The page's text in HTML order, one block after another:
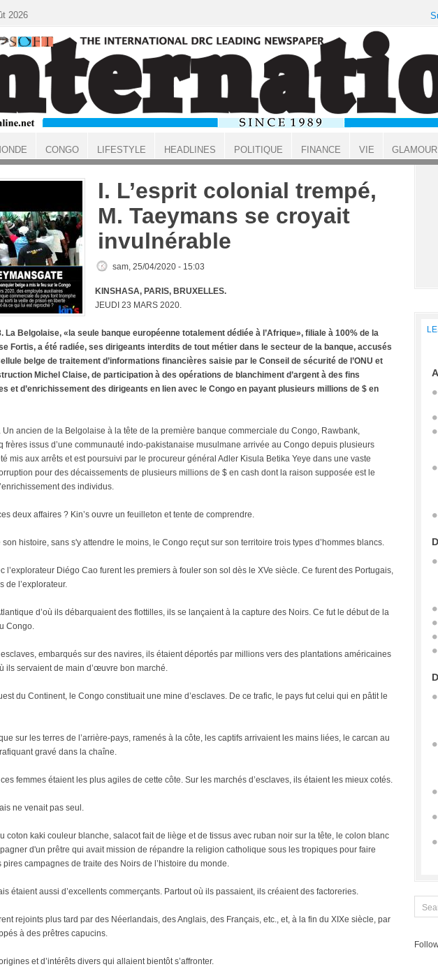
I. L’esprit colonial trempé,
M. Taeymans se croyait
invulnérable
sam, 25/04/2020 - 15:03
KINSHASA, PARIS, BRUXELLES.
JEUDI 23 MARS 2020.
La Belgolaise, «la seule banque européenne totalement dédiée à l’Afrique», filiale à 100% de la
Fortis, a été radiée, ses dirigeants interdits de tout métier dans le secteur de la banque, accusés
belge de traitement d’informations financières saisie par le Conseil de sécurité de l’ONU et
Michel Claise, de participation à des opérations de blanchiment d’argent à des fins
et d’enrichissement des dirigeants en lien avec le Congo en payant plusieurs millions de $ en
Un ancien de la Belgolaise à la tête de la première banque commerciale du Congo, Rawbank,
frères issus d’une communauté indo-pakistanaise musulmane arrivée au Congo depuis plusieurs
mis aux arrêts et est poursuivi par le procureur général Adler Kisula Betika Yeye dans une vaste
pour des décaissements de plusieurs millions de $ en cash dont la raison supposée est le
des individus.
deux affaires ? Kin’s ouvre un feuilleton et tente de comprendre.
son histoire, sans s'y attendre le moins, le Congo reçut sur son territoire trois types d’hommes blancs.
l’explorateur Diégo Cao furent les premiers à fouler son sol dès le XVe siècle. Ce furent des Portugais,
de l’explorateur.
d’où ils débarquaient des flottilles, ils se lançaient à la capture des Noirs. Ce fut le début de la
Congo.
embarqués sur des navires, ils étaient déportés par millions vers des plantations américaines
ils servaient de main d’œuvre bon marché.
du Continent, le Congo constituait une mine d’esclaves. De ce trafic, le pays fut celui qui en pâtit le
sur les terres de l’arrière-pays, ramenés à la côte, les captifs arrivaient les mains liées, le carcan au
gravé dans la chaîne.
femmes étaient les plus agiles de cette côte. Sur les marchés d’esclaves, ils étaient les mieux cotés.
ne venait pas seul.
coton kaki couleur blanche, salacot fait de liège et de tissus avec ruban noir sur la tête, le colon blanc
d'un prêtre qui avait mission de répandre la religion catholique sous les tropiques pour faire
pires campagnes de traite des Noirs de l’histoire du monde.
étaient aussi d’excellents commerçants. Partout où ils passaient, ils créaient des factoreries.
rejoints plus tard par des Néerlandais, des Anglais, des Français, etc., et, à la fin du XIXe siècle, par
à des prêtres capucins.
et d’intérêts divers qui allaient bientôt s’affronter.
2026
CONGO LIFESTYLE HEADLINES POLITIQUE FINANCE VIE GLAMOUR